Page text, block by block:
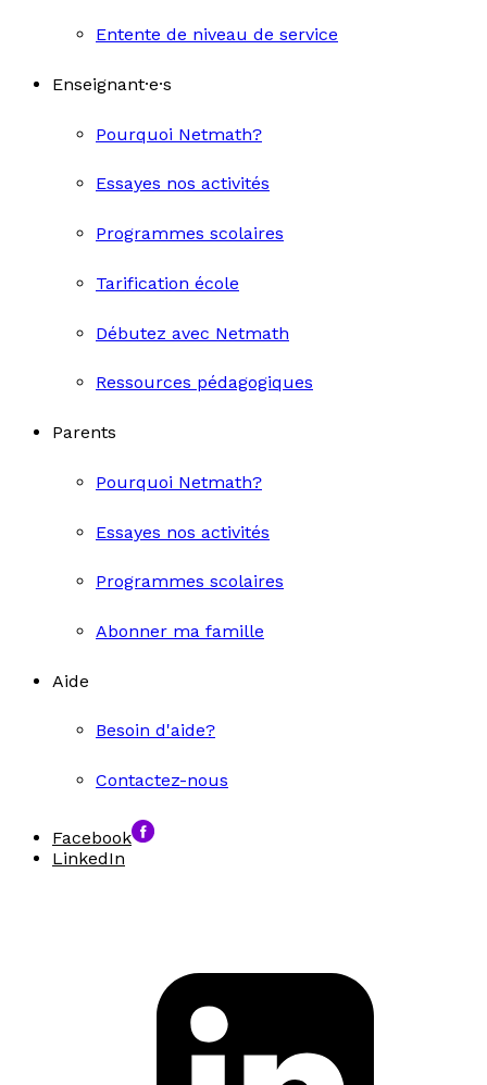
Entente de niveau de service
Enseignant·e·s
Pourquoi Netmath?
Essayes nos activités
Programmes scolaires
Tarification école
Débutez avec Netmath
Ressources pédagogiques
Parents
Pourquoi Netmath?
Essayes nos activités
Programmes scolaires
Abonner ma famille
Aide
Besoin d'aide?
Contactez-nous
Facebook
LinkedIn